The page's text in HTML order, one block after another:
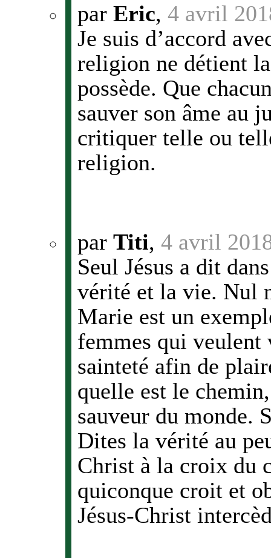
par Eric, 4 avril
Je suis d’accord
religion ne détient
possède. Que
sauver son âme au
critiquer telle ou
religion.
par Titi, 4 avril
Seul Jésus a dit
vérité et la vie. Nul
Marie est un
femmes qui veulent
sainteté afin de
quelle est le
sauveur du monde.
Dites la vérité au
Christ à la croix du
quiconque croit et
Jésus-Christ